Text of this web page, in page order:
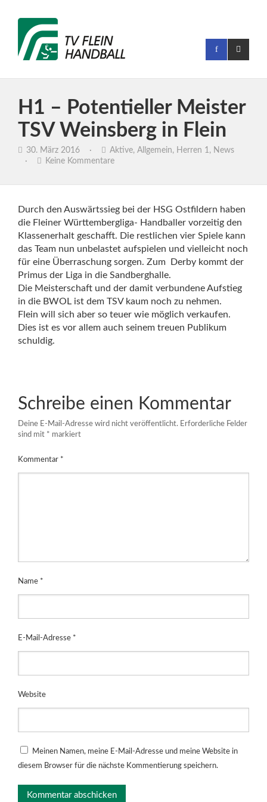
H1 – Potentieller Meister
TSV Weinsberg in Flein
30. März 2016 · Aktive, Allgemein, Herren 1, News
·
Keine Kommentare
Durch den Auswärtssieg bei der HSG Ostfildern haben
die Fleiner Württembergliga- Handballer vorzeitig den
Klassenerhalt geschafft. Die restlichen vier Spiele kann
das Team nun unbelastet aufspielen und vielleicht noch
für eine Überraschung sorgen. Zum Derby kommt der
Primus der Liga in die Sandberghalle.
Die Meisterschaft und der damit verbundene Aufstieg
in die BWOL ist dem TSV kaum noch zu nehmen.
Flein will sich aber so teuer wie möglich verkaufen.
Dies ist es vor allem auch seinem treuen Publikum
schuldig.
Schreibe einen Kommentar
Deine E-Mail-Adresse wird nicht veröffentlicht. Erforderliche Felder
sind mit * markiert
Kommentar *
Name *
E-Mail-Adresse *
Website
Meinen Namen, meine E-Mail-Adresse und meine Website in
diesem Browser für die nächste Kommentierung speichern.